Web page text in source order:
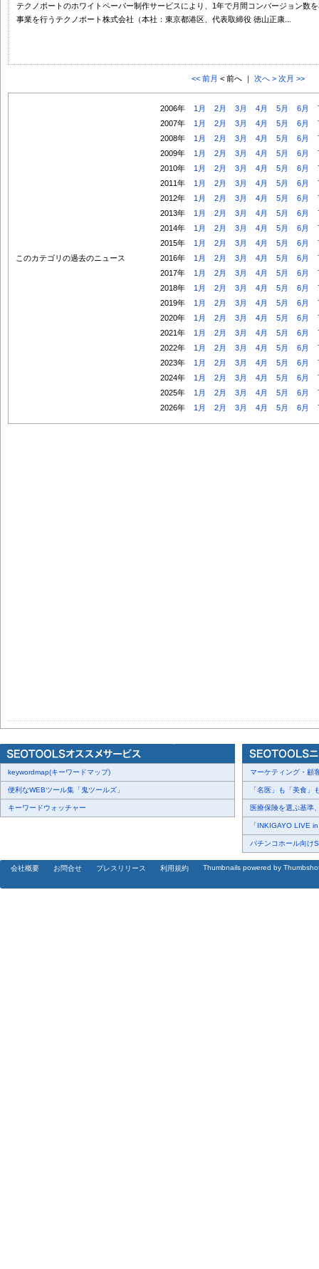
テクノポートのホワイトペーパー制作サービスにより、1年で月間コンバージョン数
事業を行うテクノポート株式会社（本社：東京都港区、代表取締役 徳山正康...
<< 前月 < 前へ ｜ 次へ > 次月 >>
このカテゴリの過去のニュース
2006年 1月 2月 3月 4月 5月 6月
2007年
1月 2月 3月 4月 5月 6月
2008年
1月 2月 3月 4月 5月 6月
2009年
1月 2月 3月 4月 5月 6月
2010年
1月 2月 3月 4月 5月 6月
2011年
1月 2月 3月 4月 5月 6月
2012年
1月 2月 3月 4月 5月 6月
2013年
1月 2月 3月 4月 5月 6月
2014年
1月 2月 3月 4月 5月 6月
2015年
1月 2月 3月 4月 5月 6月
2016年
1月 2月 3月 4月 5月 6月
2017年
1月 2月 3月 4月 5月 6月
2018年
1月 2月 3月 4月 5月 6月
2019年
1月 2月 3月 4月 5月 6月
2020年
1月 2月 3月 4月 5月 6月
2021年
1月 2月 3月 4月 5月 6月
2022年
1月 2月 3月 4月 5月 6月
2023年
1月 2月 3月 4月 5月 6月
2024年
1月 2月 3月 4月 5月 6月
2025年
1月 2月 3月 4月 5月 6月
2026年
1月 2月 3月 4月 5月 6月
keywordmap(キーワードマップ)
便利なWEBツール集「鬼ツールズ」
キーワードウォッチャー
マーケティング・顧
「名医」も「美食」
医療保険を選ぶ基準
「INKIGAYO LIVE
パチンコホール向け
会社概要 お問合せ プレスリリース 利用規約 Thumbnails powered by